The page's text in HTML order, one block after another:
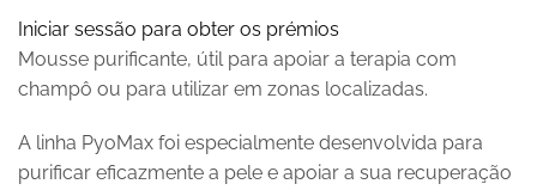
Iniciar sessão para obter os prémios
Mousse purificante, útil para apoiar a terapia com
champô ou para utilizar em zonas localizadas.
A linha PyoMax foi especialmente desenvolvida para
purificar eficazmente a pele e apoiar a sua recuperação